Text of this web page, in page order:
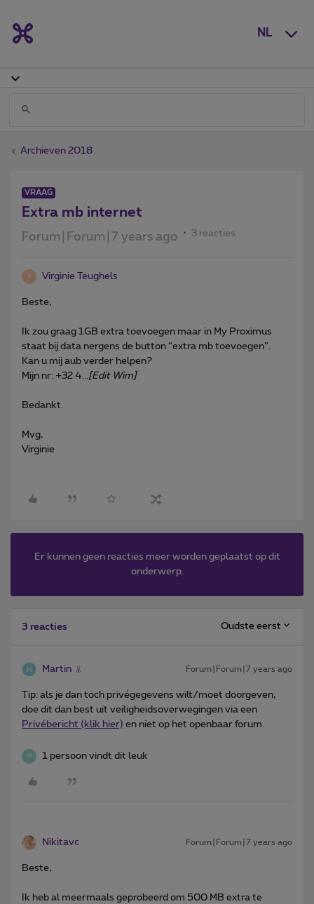
NL
Archieven 2018
VRAAG
Extra mb internet
Forum|Forum|7 years ago 3 reacties
V Virginie Teughels
Beste,
Ik zou graag 1GB extra toevoegen maar in My Proximus
staat bij data nergens de button “extra mb toevoegen”.
Kan u mij aub verder helpen?
Mijn nr: +32 4... [Edit Wim]
Bedankt.
Mvg,
Virginie
Er kunnen geen reacties meer worden geplaatst op dit
onderwerp.
3 reacties Oudste eerst
Martin Forum|Forum|7 years ago
Tip: als je dan toch privégegevens wilt/moet doorgeven,
doe dit dan best uit veiligheidsoverwegingen via een
Privébericht (klik hier) en niet op het openbaar forum.
W 1 persoon vindt dit leuk
Nikitavc Forum|Forum|7 years ago
Beste,
Ik heb al meermaals geprobeerd om 500 MB extra te